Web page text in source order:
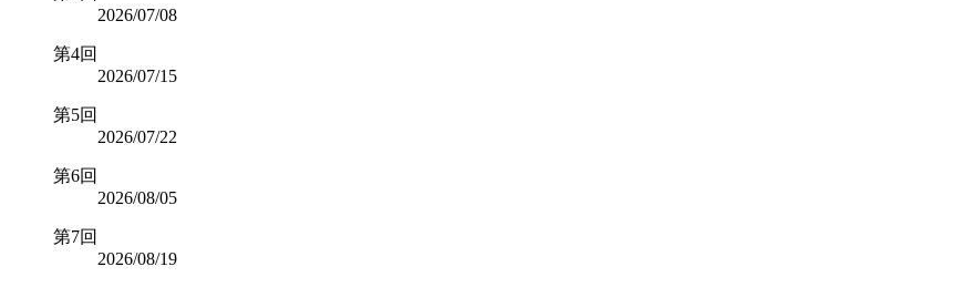
2026/07/08
第4回
2026/07/15
第5回
2026/07/22
第6回
2026/08/05
第7回
2026/08/19